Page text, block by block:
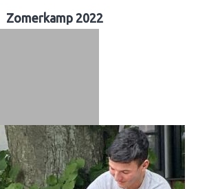
Zomerkamp 2022